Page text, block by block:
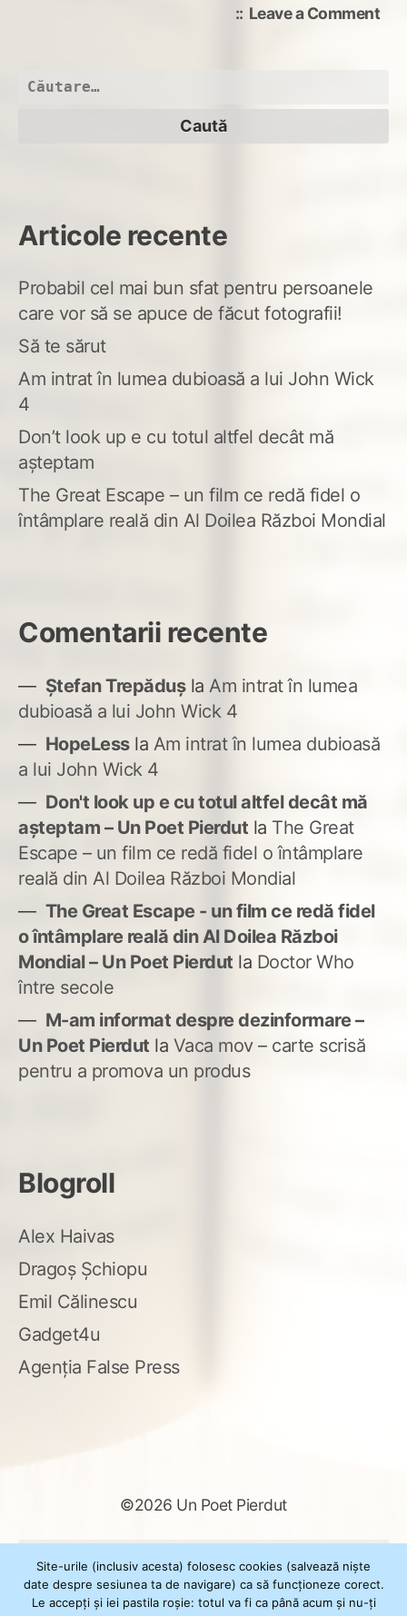
Leave a Commenton
Caută
Articole recente
Probabil cel mai bun sfat pentru persoanele
care vor să se apuce de făcut fotografii!
Să te sărut
Am intrat în lumea dubioasă a lui John Wick
4
Don’t look up e cu totul altfel decât mă
așteptam
The Great Escape – un film ce redă fidel o
întâmplare reală din Al Doilea Război Mondial
Comentarii recente
Ștefan Trepădușla Am intrat în lumea
dubioasă a lui John Wick 4
HopeLessla Am intrat în lumea dubioasă
a lui John Wick 4
Don't look up e cu totul altfel decât mă
așteptam – Un Poet Pierdut la The Great
Escape – un film ce redă fidel o întâmplare
reală din Al Doilea Război Mondial
The Great Escape - un film ce redă fidel
o întâmplare reală din Al Doilea Război
Mondial – Un Poet Pierdut la Doctor Who
între secole
M-am informat despre dezinformare –
Un Poet Pierdut la Vaca mov – carte scrisă
pentru a promova un produs
Blogroll
Alex Haivas
Dragoș Șchiopu
Emil Călinescu
Gadget4u
Agenția False Press
©2026 Un Poet Pierdut
după:
Site-urile (inclusiv acesta) folosesc cookies (salvează niște
date despre sesiunea ta de navigare) ca să funcționeze corect.
Le accepți și iei pastila roșie: totul va fi ca până acum și nu-ți